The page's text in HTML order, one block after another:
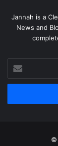
Jannah is a
News and
your
Email
©